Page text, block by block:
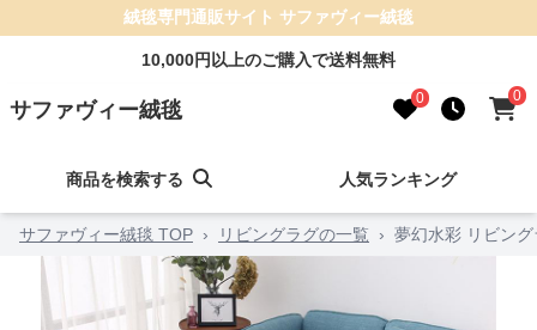
絨毯専門通販サイト サファヴィー絨毯
10,000円以上のご購入で送料無料
サファヴィー絨毯 0 0
商品を検索する 人気ランキング
サファヴィー絨毯 TOP › リビングラグの一覧 › 夢幻水彩 リビング